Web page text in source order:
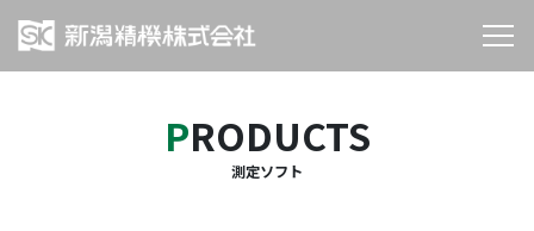
PRODUCTS
測定ソフト